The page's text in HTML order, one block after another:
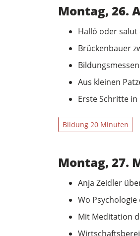
Montag, 26.
Halló oder salut
Brückenbauer
Aus kleinen
Erste Schritte
Bildung 20 Minuten
Montag, 27.
Anja Zeidler
Wo
Mit Meditation